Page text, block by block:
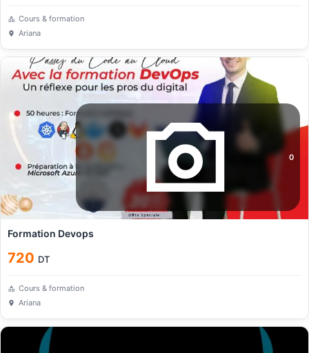
Cours & formation
Ariana
0
Formation Devops
720 DT
Cours & formation
Ariana